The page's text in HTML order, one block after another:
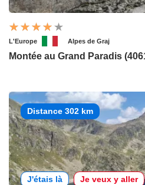
L'Europe Alpes de Graj
Montée au Grand Paradis
Distance 302 km
J'étais là Je veux y aller